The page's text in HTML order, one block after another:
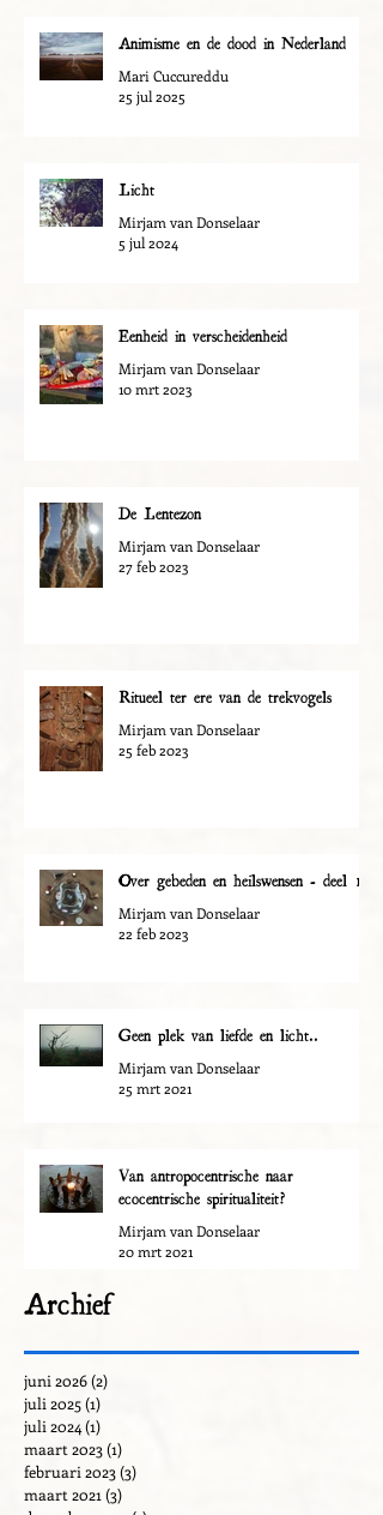
Animisme en de dood in Nederland
Mari Cuccureddu
25 jul 2025
Licht
Mirjam van Donselaar
5 jul 2024
Eenheid in verscheidenheid
Mirjam van Donselaar
10 mrt 2023
De Lentezon
Mirjam van Donselaar
27 feb 2023
Ritueel ter ere van de trekvogels
Mirjam van Donselaar
25 feb 2023
Over gebeden en heilswensen - deel 1
Mirjam van Donselaar
22 feb 2023
Geen plek van liefde en licht..
Mirjam van Donselaar
25 mrt 2021
Van antropocentrische naar
ecocentrische spiritualiteit?
Mirjam van Donselaar
20 mrt 2021
Archief
juni 2026(2)
juli 2025(1)
juli 2024(1)
maart 2023 (1)
februari 2023 (3)
maart 2021 (3)